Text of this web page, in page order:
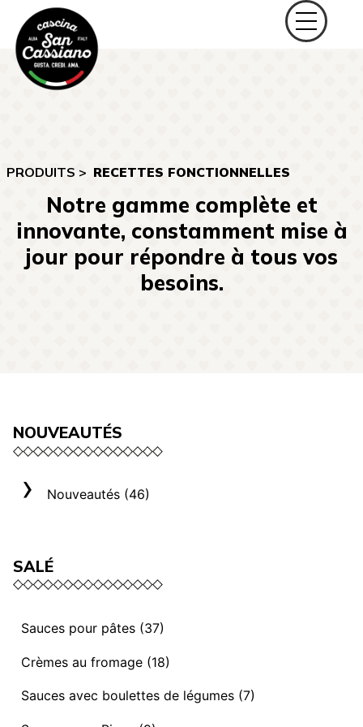
PRODUITS > RECETTES FONCTIONNELLES
Notre gamme complète et
innovante, constamment mise à
jour pour répondre à tous vos
besoins.
NOUVEAUTÉS
Nouveautés (46)
SALÉ
Sauces pour pâtes (37)
Sauces et ragoûts végétaliens (13)
Sauces “ I mediterranei” (3)
Sauces et ragoûts (14)
Crèmes au fromage (18)
Sélection Rome (3)
Sauces avec boulettes de légumes (7)